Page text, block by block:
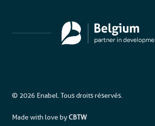
© 2026 Enabel. Tous droits réservés.
Made with love byCBTW